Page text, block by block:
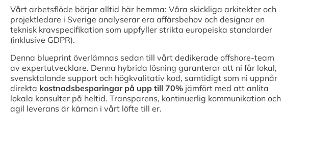
Vårt arbetsflöde börjar alltid här hemma: Våra skickliga arkitekter och
projektledare i Sverige analyserar era affärsbehov och designar en
teknisk kravspecifikation som uppfyller strikta europeiska standarder
(inklusive GDPR).
Denna blueprint överlämnas sedan till vårt dedikerade offshore-team
av expertutvecklare. Denna hybrida lösning garanterar att ni får lokal,
svensktalande support och högkvalitativ kod, samtidigt som ni uppnår
direkta kostnadsbesparingar på upp till 70% jämfört med att anlita
lokala konsulter på heltid. Transparens, kontinuerlig kommunikation och
agil leverans är kärnan i vårt löfte till er.